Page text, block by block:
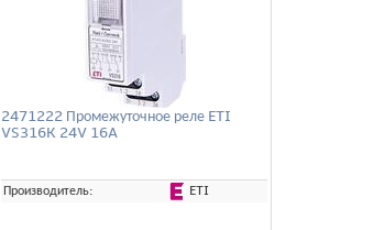
2471222 Промежуточное реле ETI
VS316K 24V 16A
Производитель: ETI